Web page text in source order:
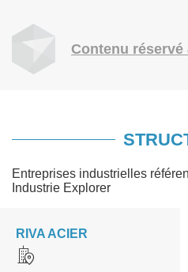
Contenu réservé
Entreprises industrielles
Industrie Explorer
RIVA ACIER